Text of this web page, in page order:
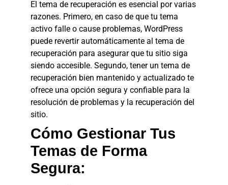
El tema de recuperación es esencial por varias
razones. Primero, en caso de que tu tema
activo falle o cause problemas, WordPress
puede revertir automáticamente al tema de
recuperación para asegurar que tu sitio siga
siendo accesible. Segundo, tener un tema de
recuperación bien mantenido y actualizado te
ofrece una opción segura y confiable para la
resolución de problemas y la recuperación del
sitio.
Cómo Gestionar Tus
Temas de Forma
Segura: